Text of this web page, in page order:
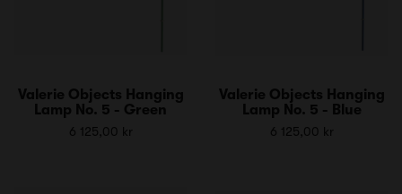
Valerie Objects Hanging
Lamp No. 5 - Green
6 125,00 kr
Valerie Objects Hanging
Lamp No. 5 - Blue
6 125,00 kr